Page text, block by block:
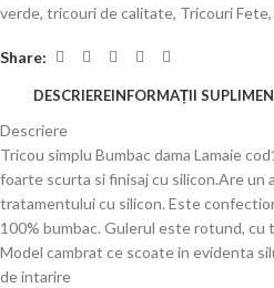
verde, tricouri de calitate, Tricouri Fete,
Share:
DESCRIEREINFORMAȚII
Descriere
Tricou simplu Bumbac dama Lamaie
foarte scurta si finisaj cu silicon.Are un
tratamentului cu silicon. Este
100% bumbac. Gulerul este rotund, cu
Model cambrat ce scoate in evidenta
de intarire